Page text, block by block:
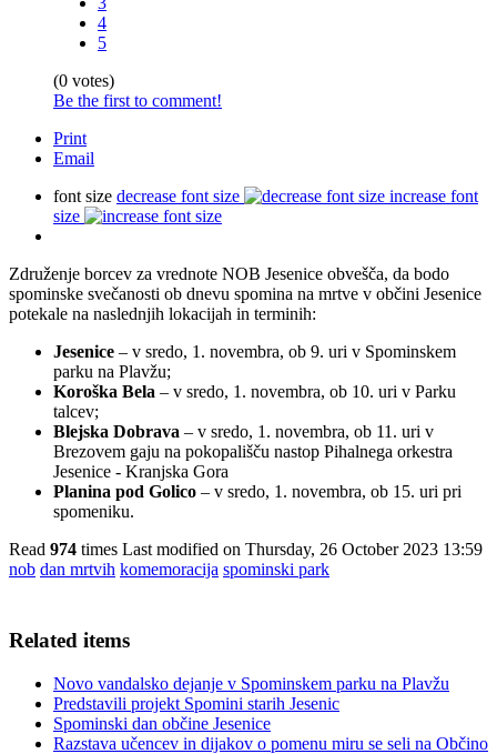
4
5
(0 votes)
Be the first to comment!
Print
Email
font size decrease font size
increase font
size
Združenje borcev za vrednote NOB Jesenice obvešča, da bodo
spominske svečanosti ob dnevu spomina na mrtve v občini Jesenice
potekale na naslednjih lokacijah in terminih:
Jesenice – v sredo, 1. novembra, ob 9. uri v Spominskem
parku na Plavžu;
Koroška Bela – v sredo, 1. novembra, ob 10. uri v Parku
talcev;
Blejska Dobrava – v sredo, 1. novembra, ob 11. uri v
Brezovem gaju na pokopališču nastop Pihalnega orkestra
Jesenice - Kranjska Gora
Planina pod Golico – v sredo, 1. novembra, ob 15. uri pri
spomeniku.
Read 974 times Last modified on Thursday, 26 October 2023 13:59
nob dan mrtvih komemoracija spominski park
Related items
Novo vandalsko dejanje v Spominskem parku na Plavžu
Predstavili projekt Spomini starih Jesenic
Spominski dan občine Jesenice
Razstava učencev in dijakov o pomenu miru se seli na Občino